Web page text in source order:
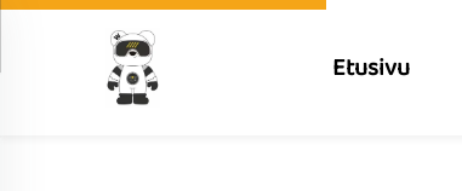
Etusivu